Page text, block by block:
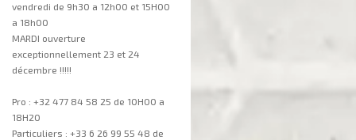
vendredi de 9h30 a 12h00 et 15H00
a 18h00
MARDI ouverture
exceptionnellement 23 et 24
décembre !!!!!
Pro : +32 477 84 58 25 de 10H00 a
18H20
Particuliers : +33 6 26 99 55 48 de